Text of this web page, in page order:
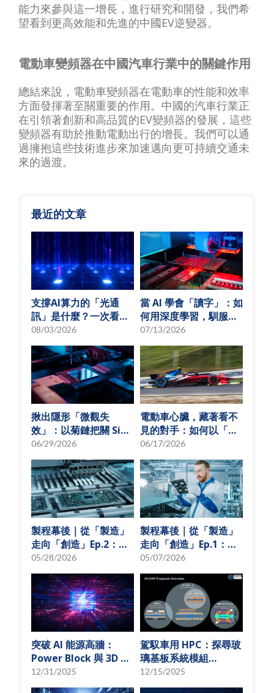
能力來參與這一增長，進行研究和開發，我們希
望看到更高效能和先進的中國EV逆變器。
電動車變頻器在中國汽車行業中的關鍵作用
總結來說，電動車變頻器在電動車的性能和效率
方面發揮著至關重要的作用。中國的汽車行業正
在引領著創新和高品質的EV變頻器的發展，這些
變頻器有助於推動電動出行的增長。我們可以通
過擁抱這些技術進步來加速邁向更可持續交通未
來的過渡。
最近的文章
支撐AI算力的「光通
訊」是什麼？一次看懂
矽光子與光通訊模組發
展趨勢
08/03/2026
當 AI 學會「讀字」：如
何用深度學習，馴服
SMT 產線的誤報風暴
07/13/2026
揪出隱形「微觀失
效」：以菊鏈把關 SiP
可靠度測試
06/29/2026
電動車心臟，藏著看不
見的對手：如何以「物
理模型化」破解損耗難
題？
06/17/2026
製程幕後｜從「製造」
走向「創造」Ep.2：
「從無到有」的技術革
新
05/28/2026
製程幕後｜從「製造」
走向「創造」Ep.1：揭
秘 USI技術先行軍
05/07/2026
突破 AI 能源高牆：
Power Block 與 3D 微
小化解決方案
12/31/2025
駕馭車用 HPC：探尋玻
璃基板系統模組
(SoMoG) 技術的「最佳
甜蜜點」
12/15/2025